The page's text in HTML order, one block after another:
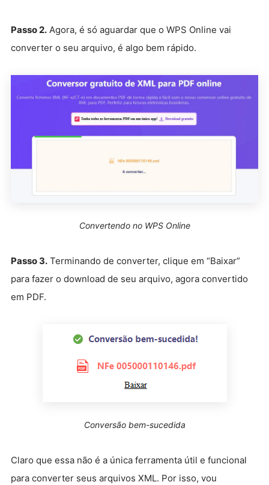
Passo 2. Agora, é só aguardar que o WPS Online vai
converter o seu arquivo, é algo bem rápido.
Convertendo no WPS Online
Passo 3. Terminando de converter, clique em “Baixar”
para fazer o download de seu arquivo, agora convertido
em PDF.
Conversão bem-sucedida
Claro que essa não é a única ferramenta útil e funcional
para converter seus arquivos XML. Por isso, vou